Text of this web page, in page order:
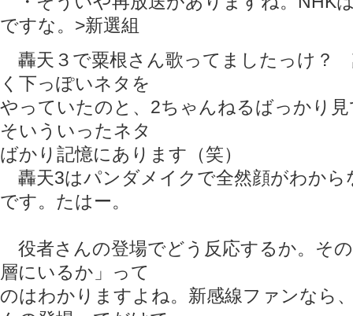
ですな。>新選組
轟天３で粟根さん歌ってましたっけ
く下っぽいネタを
やっていたのと、2ちゃんねるばっかり
そいういったネタ
ばかり記憶にあります（笑）
轟天3はパンダメイクで全然顔がわから
です。たはー。
役者さんの登場でどう反応するか。そ
層にいるか」って
のはわかりますよね。新感線ファンなら